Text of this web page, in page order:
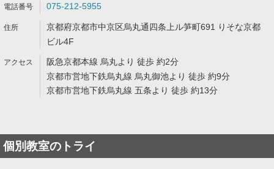
075-212-5955
京都府京都市中京区烏丸通四条上ル笋町691 りそな京都
ビル4F
阪急京都本線 烏丸より 徒歩 約2分
京都市営地下鉄烏丸線 烏丸御池より 徒歩 約9分
京都市営地下鉄烏丸線 五条より 徒歩 約13分
個別教室のトライ